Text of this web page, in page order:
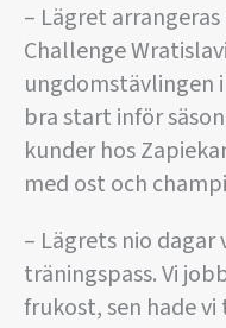
– Lägret
Challenge
ungdomstävlingen
bra start inför
kunder hos
med ost och
– Lägrets nio
träningspass. Vi
frukost, sen hade